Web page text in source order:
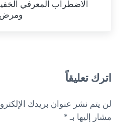
ومرض
اترك تعليقاً
لن يتم نشر عنوان بريدك
مشار إليها بـ*